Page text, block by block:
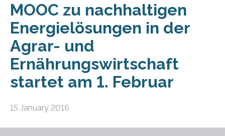
MOOC zu nachhaltigen
Energielösungen in der
Agrar- und
Ernährungswirtschaft
startet am 1. Februar
15 January 2016